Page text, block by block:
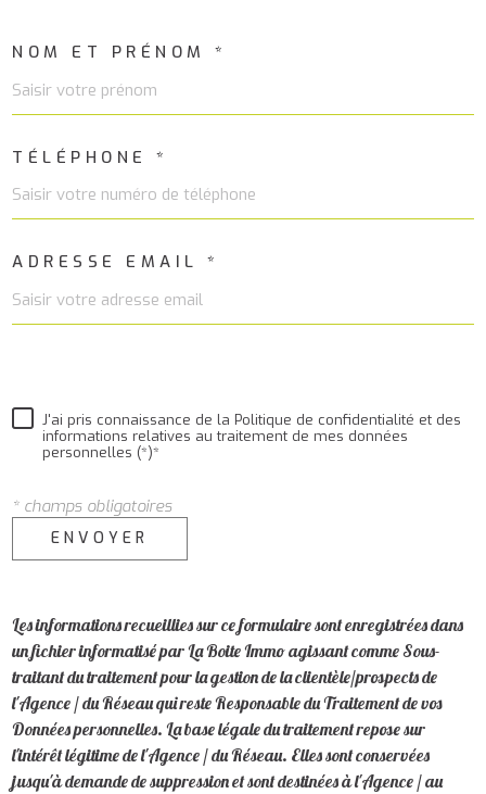
NOM ET PRÉNOM *
TÉLÉPHONE *
ADRESSE EMAIL *
J'ai pris connaissance de la Politique de confidentialité et des
informations relatives au traitement de mes données
personnelles (*)*
* champs obligatoires
ENVOYER
Les informations recueillies sur ce formulaire sont enregistrées dans
un fichier informatisé par La Boite Immo agissant comme Sous-
traitant du traitement pour la gestion de la clientèle/prospects de
l'Agence / du Réseau qui reste Responsable du Traitement de vos
Données personnelles. La base légale du traitement repose sur
l'intérêt légitime de l'Agence / du Réseau. Elles sont conservées
jusqu'à demande de suppression et sont destinées à l'Agence / au